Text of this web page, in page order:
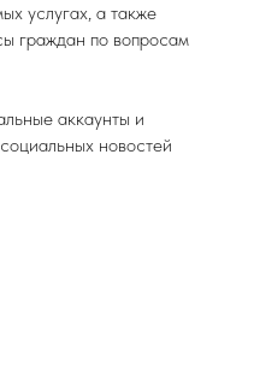
услугах, а также
граждан по вопросам
аккаунты и
новостей